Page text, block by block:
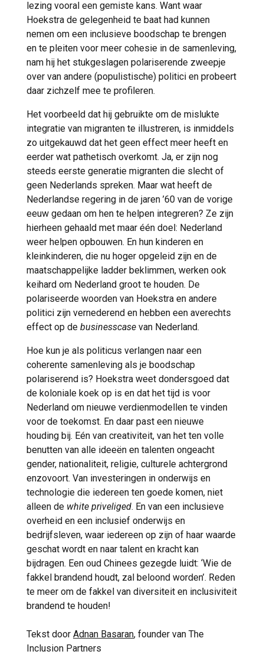
lezing vooral een gemiste kans. Want waar
Hoekstra de gelegenheid te baat had kunnen
nemen om een inclusieve boodschap te brengen
en te pleiten voor meer cohesie in de samenleving,
nam hij het stukgeslagen polariserende zweepje
over van andere (populistische) politici en probeert
daar zichzelf mee te profileren.
Het voorbeeld dat hij gebruikte om de mislukte
integratie van migranten te illustreren, is inmiddels
zo uitgekauwd dat het geen effect meer heeft en
eerder wat pathetisch overkomt. Ja, er zijn nog
steeds eerste generatie migranten die slecht of
geen Nederlands spreken. Maar wat heeft de
Nederlandse regering in de jaren ’60 van de vorige
eeuw gedaan om hen te helpen integreren? Ze zijn
hierheen gehaald met maar één doel: Nederland
weer helpen opbouwen. En hun kinderen en
kleinkinderen, die nu hoger opgeleid zijn en de
maatschappelijke ladder beklimmen, werken ook
keihard om Nederland groot te houden. De
polariseerde woorden van Hoekstra en andere
politici zijn vernederend en hebben een averechts
effect op de businesscase van Nederland.
Hoe kun je als politicus verlangen naar een
coherente samenleving als je boodschap
polariserend is? Hoekstra weet dondersgoed dat
de koloniale koek op is en dat het tijd is voor
Nederland om nieuwe verdienmodellen te vinden
voor de toekomst. En daar past een nieuwe
houding bij. Eén van creativiteit, van het ten volle
benutten van alle ideeën en talenten ongeacht
gender, nationaliteit, religie, culturele achtergrond
enzovoort. Van investeringen in onderwijs en
technologie die iedereen ten goede komen, niet
alleen de white priveliged. En van een inclusieve
overheid en een inclusief onderwijs en
bedrijfsleven, waar iedereen op zijn of haar waarde
geschat wordt en naar talent en kracht kan
bijdragen. Een oud Chinees gezegde luidt: ‘Wie de
fakkel brandend houdt, zal beloond worden’. Reden
te meer om de fakkel van diversiteit en inclusiviteit
brandend te houden!
Tekst door Adnan Basaran, founder van The
Inclusion Partners